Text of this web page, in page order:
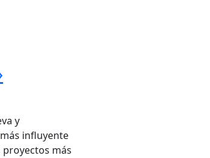
y
influyente
proyectos más